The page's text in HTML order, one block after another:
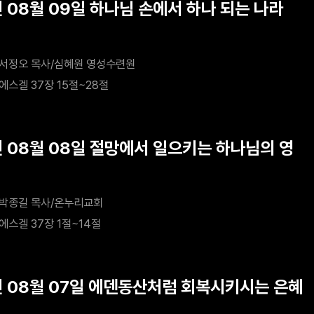
월 09일 하나님 손에서 하나 되는 나라
정오 목사/심혜원 영성수련원
스겔 37장 15절~28절
월 08일 절망에서 일으키는 하나님의 영
종길 목사/온누리교회
스겔 37장 1절~14절
월 07일 에덴동산처럼 회복시키시는 은혜